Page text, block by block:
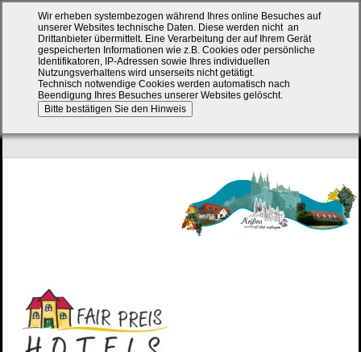
Wir erheben systembezogen während Ihres online Besuches auf
unserer Websites technische Daten. Diese werden nicht an
Drittanbieter übermittelt. Eine Verarbeitung der auf Ihrem Gerät
gespeicherten Informationen wie z.B. Cookies oder persönliche
Identifikatoren, IP-Adressen sowie Ihres individuellen
Nutzungsverhaltens wird unserseits nicht getätigt.
Technisch notwendige Cookies werden automatisch nach
Beendigung Ihres Besuches unserer Websites gelöscht.